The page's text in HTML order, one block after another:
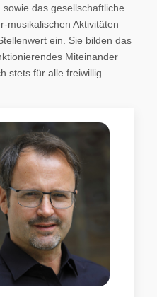
das gesellschaftliche
musikalischen Aktivitäten
ein. Sie bilden das
Miteinander
stets für alle freiwillig.